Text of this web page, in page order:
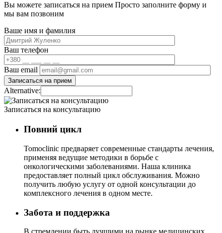
Вы можете записаться на прием Просто заполните форму и
мы вам позвоним
Ваше имя и фамилия
Ваш телефон
Ваш email
Alternative:
Записаться на консультацию
Повний цикл
Tomoclinic предваряет современные стандарты лечения,
применяя ведущие методики в борьбе с
онкологическими заболеваниями. Наша клиника
предоставляет полный цикл обслуживания. Можно
получить любую услугу от одной консультации до
комплексного лечения в одном месте.
Забота и поддержка